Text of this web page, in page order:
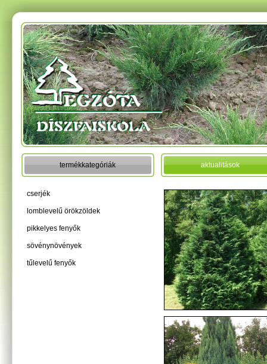
termékkategóriák
cserjék
lomblevelű örökzöldek
pikkelyes fenyők
sövénynövények
tűlevelű fenyők
aktualitások